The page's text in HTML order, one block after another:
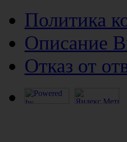
Политика
Описание
Отказ от